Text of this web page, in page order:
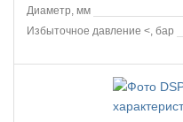
Диаметр, мм
Избыточное давление <, бар